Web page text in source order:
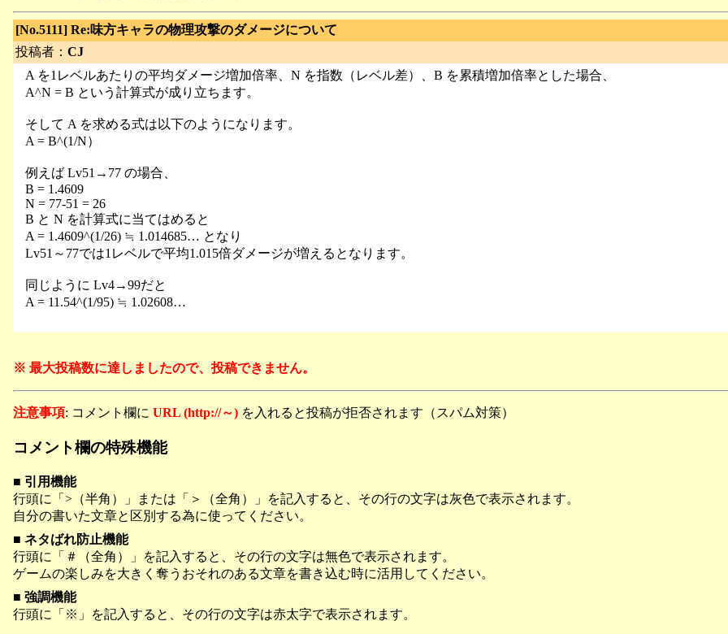
[No.5111] Re:味方キャラの物理攻撃のダメージについて
投稿者： CJ
A を1レベルあたりの平均ダメージ増加倍率、N を指数（レベル差）、B を累積増加倍率とした場合、
A^N = B という計算式が成り立ちます。
そして A を求める式は以下のようになります。
A = B^(1/N）
例えば Lv51→77 の場合、
B = 1.4609
N = 77-51 = 26
B と N を計算式に当てはめると
A = 1.4609^(1/26) ≒ 1.014685… となり
Lv51～77では1レベルで平均1.015倍ダメージが増えるとなります。
同じように Lv4→99だと
A = 11.54^(1/95) ≒ 1.02608…
※ 最大投稿数に達しましたので、投稿できません。
注意事項: コメント欄に URL (http://～) を入れると投稿が拒否されます（スパム対策）
コメント欄の特殊機能
■ 引用機能
行頭に「>（半角）」または「＞（全角）」を記入すると、その行の文字は灰色で表示されます。
自分の書いた文章と区別する為に使ってください。
■ ネタばれ防止機能
行頭に「＃（全角）」を記入すると、その行の文字は無色で表示されます。
ゲームの楽しみを大きく奪うおそれのある文章を書き込む時に活用してください。
■ 強調機能
行頭に「※」を記入すると、その行の文字は赤太字で表示されます。